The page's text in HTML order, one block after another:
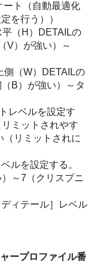
ート（自動最適化
を行う））
（H）DETAILの
V）が強い）～
側（W）DETAILの
B）が強い）～タ
レベルを設定す
ミットされやす
（リミットされに
ルを設定する。
～7（クリスプニ
ディテール］
レベル
ープロファイル番